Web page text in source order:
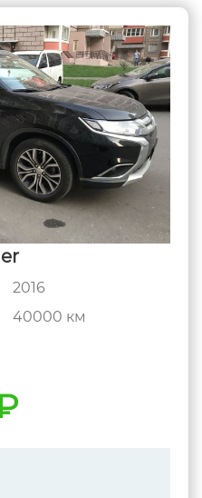
2016
40000 км